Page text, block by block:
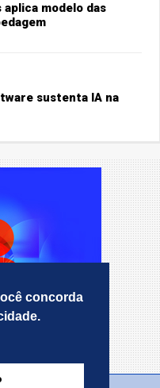
concorda
modelo das
sustenta IA na